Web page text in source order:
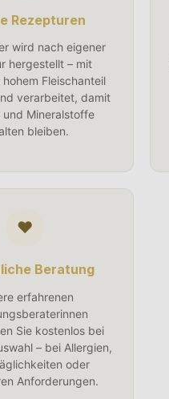
Rezepturen
wird nach eigener
hergestellt – mit
Fleischanteil
verarbeitet, damit
und Mineralstoffe
bleiben.
♥
Beratung
erfahrenen
Sie kostenlos bei
– bei Allergien,
oder
Anforderungen.